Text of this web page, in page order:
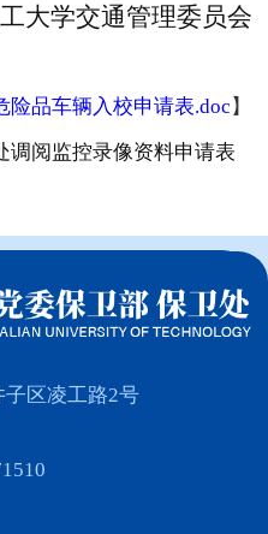
大学交通管理委员会
险品车辆入校申请表.doc】
调阅监控录像资料申请表
区凌工路2号